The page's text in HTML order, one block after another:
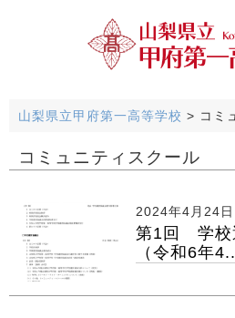
山梨県立甲府第一高等学校 > コミ
コミュニティスクール
2024年4月24日
第1回 学校
（令和6年